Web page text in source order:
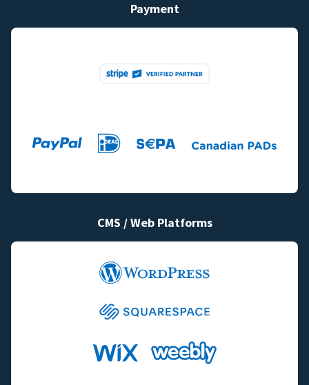
Payment
CMS / Web Platforms